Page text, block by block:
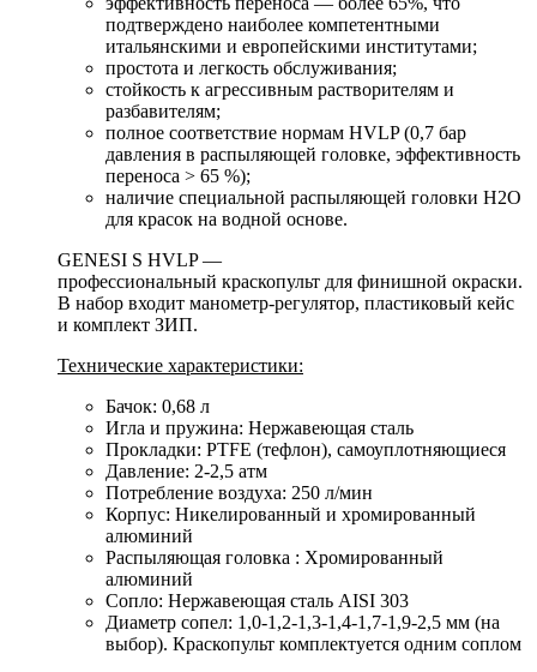
подтверждено наиболее компетентными
итальянскими и европейскими институтами;
простота и легкость обслуживания;
стойкость к агрессивным растворителям и
разбавителям;
полное соответствие нормам HVLP (0,7 бар
давления в распыляющей головке, эффективность
переноса > 65 %);
наличие специальной распыляющей головки H2O
для красок на водной основе.
GENESI S HVLP —
профессиональный краскопульт для финишной окраски.
В набор входит манометр-регулятор, пластиковый кейс
и комплект ЗИП.
Технические характеристики:
Бачок: 0,68 л
Игла и пружина: Нержавеющая сталь
Прокладки: PTFE (тефлон), самоуплотняющиеся
Давление: 2-2,5 атм
Потребление воздуха: 250 л/мин
Корпус: Никелированный и хромированный
алюминий
Распыляющая головка : Хромированный
алюминий
Сопло: Нержавеющая сталь AISI 303
Диаметр сопел: 1,0-1,2-1,3-1,4-1,7-1,9-2,5 мм (на
выбор). Краскопульт комплектуется одним соплом